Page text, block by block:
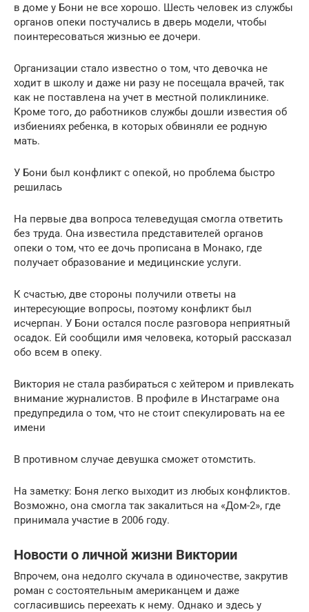
в доме у Бони не все хорошо. Шесть человек из службы
органов опеки постучались в дверь модели, чтобы
поинтересоваться жизнью ее дочери.
Организации стало известно о том, что девочка не
ходит в школу и даже ни разу не посещала врачей, так
как не поставлена на учет в местной поликлинике.
Кроме того, до работников службы дошли известия об
избиениях ребенка, в которых обвиняли ее родную
мать.
У Бони был конфликт с опекой, но проблема быстро
решилась
На первые два вопроса телеведущая смогла ответить
без труда. Она известила представителей органов
опеки о том, что ее дочь прописана в Монако, где
получает образование и медицинские услуги.
К счастью, две стороны получили ответы на
интересующие вопросы, поэтому конфликт был
исчерпан. У Бони остался после разговора неприятный
осадок. Ей сообщили имя человека, который рассказал
обо всем в опеку.
Виктория не стала разбираться с хейтером и привлекать
внимание журналистов. В профиле в Инстаграме она
предупредила о том, что не стоит спекулировать на ее
имени
В противном случае девушка сможет отомстить.
На заметку: Боня легко выходит из любых конфликтов.
Возможно, она смогла так закалиться на «Дом-2», где
принимала участие в 2006 году.
Новости о личной жизни Виктории
Впрочем, она недолго скучала в одиночестве, закрутив
роман с состоятельным американцем и даже
согласившись переехать к нему. Однако и здесь у